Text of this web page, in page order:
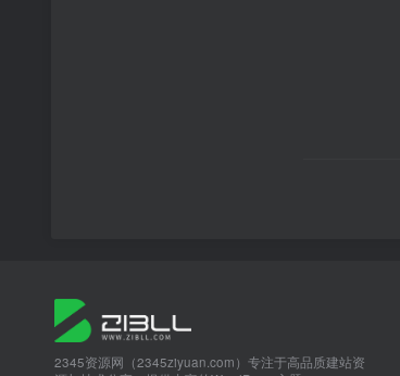
2345资源网（2345ziyuan.com）专注于高品质建站资